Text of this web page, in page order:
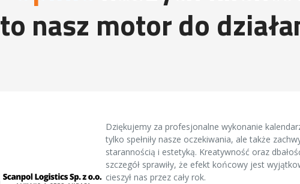
to nasz motor do
Dziękujemy za profesjonalne wykonanie
tylko spełniły nasze oczekiwania, ale także
starannością i estetyką. Kreatywność oraz
szczegół sprawiły, że efekt końcowy jest
cieszył nas przez cały rok.